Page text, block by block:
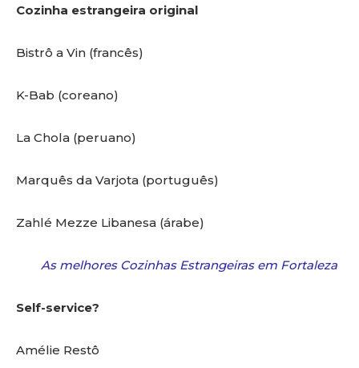
Cozinha estrangeira original
Bistrô a Vin (francês)
K-Bab (coreano)
La Chola (peruano)
Marquês da Varjota (português)
Zahlé Mezze Libanesa (árabe)
As melhores Cozinhas Estrangeiras em Fortaleza
Self-service?
Amélie Restô